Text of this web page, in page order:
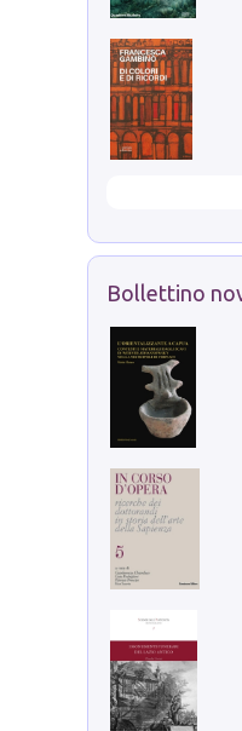
Bollettino